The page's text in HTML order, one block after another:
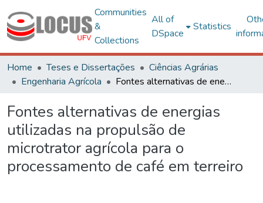
Communities
&
Collections
All of
DSpace
Statistics
Home Teses e Dissertações
Ciências Agrárias
Engenharia Agrícola
Fontes alternativas de energias utilizadas na propulsão de microtrator agrícola para o processamento de café em terreiro
Fontes alternativas de energias
utilizadas na propulsão de
microtrator agrícola para o
processamento de café em terreiro